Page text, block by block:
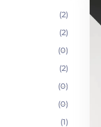
(2)
(2)
(0)
(2)
(0)
(0)
(1)